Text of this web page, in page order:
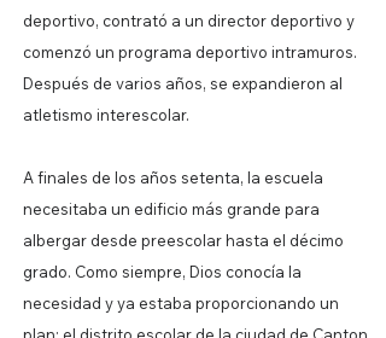
deportivo, contrató a un director deportivo y
comenzó un programa deportivo intramuros.
Después de varios años, se expandieron al
atletismo interescolar.
A finales de los años setenta, la escuela
necesitaba un edificio más grande para
albergar desde preescolar hasta el décimo
grado. Como siempre, Dios conocía la
necesidad y ya estaba proporcionando un